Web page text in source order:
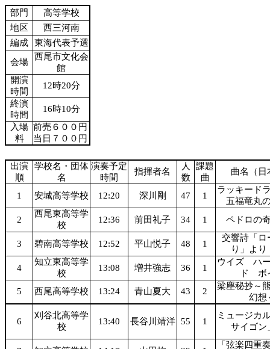
部門
高等学校
地区
西三河南
編成
東海代表予選
会場
西尾市文化会
館
開演
時間
12時20分
終演
時間
16時10分
入場
料
前売６００円
当日７００円
出演
順
学校名・団体
名
演奏予定
時間
指揮者名
人
数
課題
曲
曲名（日
1 安城高等学校 12:20 深川剛 47 1
ラッキード
五福竜丸
2
西尾東高等学
校
12:36 前田礼子 34 1 ペドロの
3 碧南高等学校 12:52 平山悦子 48 1
交響詩「ロ
り」よ
4
知立東高等学
校
13:08 増井強志 36 1
ウイズ ハ
ド ボ
5
西尾高等学校 13:24 青山夏大 43 2
梁塵秘抄～
幻想
6
刈谷北高等学
校
13:40 長谷川靖洋 55 1
ミュージカ
サイゴン
「弦楽四